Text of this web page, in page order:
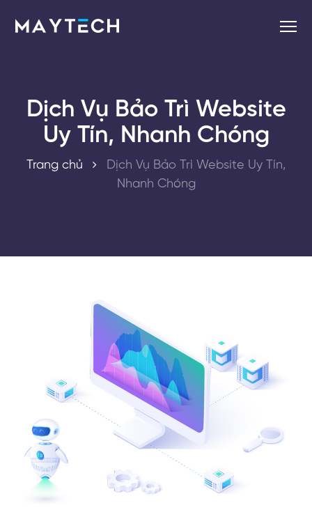
Dịch Vụ Bảo Trì Website
Uy Tín, Nhanh Chóng
Trang chủ
Dịch Vụ Bảo Trì Website Uy Tín,
Nhanh Chóng